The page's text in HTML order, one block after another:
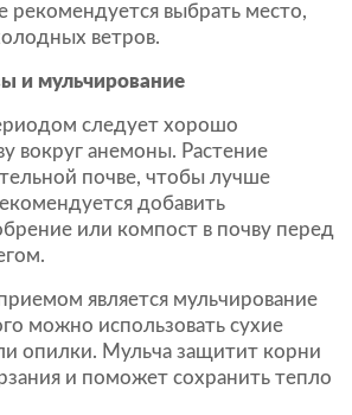
рекомендуется выбрать место,
ветров.
и мульчирование
следует хорошо
вокруг анемоны. Растение
почве, чтобы лучше
добавить
или компост в почву перед
является мульчирование
можно использовать сухие
опилки. Мульча защитит корни
и поможет сохранить тепло